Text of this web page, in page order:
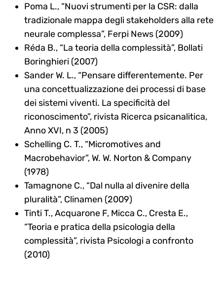
Poma L., “Nuovi strumenti per la CSR: dalla
tradizionale mappa degli stakeholders alla rete
neurale complessa”, Ferpi News (2009)
Réda B., “La teoria della complessità”, Bollati
Boringhieri (2007)
Sander W. L., “Pensare differentemente. Per
una concettualizzazione dei processi di base
dei sistemi viventi. La specificità del
riconoscimento”, rivista Ricerca psicanalitica,
Anno XVI, n 3 (2005)
Schelling C. T., “Micromotives and
Macrobehavior”, W. W. Norton & Company
(1978)
Tamagnone C., “Dal nulla al divenire della
pluralità”, Clinamen (2009)
Tinti T., Acquarone F, Micca C., Cresta E.,
“Teoria e pratica della psicologia della
complessità”, rivista Psicologi a confronto
(2010)